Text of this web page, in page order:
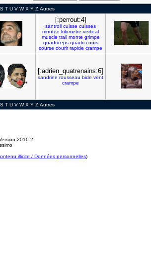
S T U V W X Y Z Autres
[:perrout:4]
santroll cuisse cuisses
montee kilometre vertical
muscle trail monte grimpe
quadriceps quadri cours
course courir rapide crampe
[:adrien_quatrenains:6]
sandrine rousseau bide vent
crampe
S T U V W X Y Z Autres
Version 2010.2
illicite / Données personnelles)